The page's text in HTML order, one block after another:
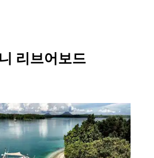
리브어보드